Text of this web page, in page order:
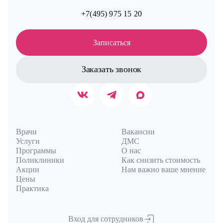
+7(495) 975 15 20
Записаться
Заказать звонок
Врачи
Услуги
Программы
Поликлиники
Акции
Цены
Практика
Вакансии
ДМС
О нас
Как снизить стоимость
Нам важно ваше мнение
Вход для сотрудников